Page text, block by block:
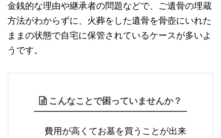
金銭的な理由や継承者の問題などで、ご遺骨の埋蔵
方法がわからずに、火葬をした遺骨を骨壺にいれた
ままの状態で自宅に保管されているケースが多いよ
うです。
こんなことで困っていませんか？
費用が高くてお墓を買うことが出来